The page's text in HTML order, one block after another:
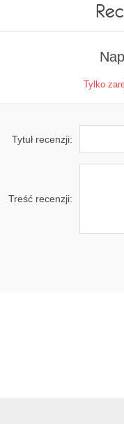
Tylko
Tytuł recenzji:
Treść recenzji: